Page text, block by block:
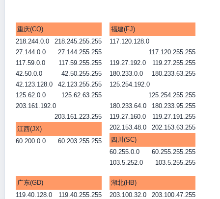
重庆(CQ)
218.244.0.0
218.245.255.255
27.144.0.0
27.144.255.255
117.59.0.0
117.59.255.255
42.50.0.0
42.50.255.255
42.123.128.0
42.123.255.255
125.62.0.0
125.62.63.255
203.161.192.0
203.161.223.255
江西(JX)
60.200.0.0
60.203.255.255
福建(FJ)
117.120.128.0
117.120.255.255
119.27.192.0
119.27.255.255
180.233.0.0
180.233.63.255
125.254.192.0
125.254.255.255
180.233.64.0
180.233.95.255
119.27.160.0
119.27.191.255
202.153.48.0
202.153.63.255
四川(SC)
60.255.0.0
60.255.255.255
103.5.252.0
103.5.255.255
广东(GD)
119.40.128.0
119.40.255.255
湖北(HB)
203.100.32.0
203.100.47.255